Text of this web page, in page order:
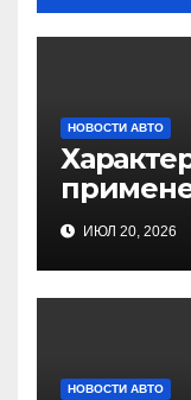
НОВОСТИ АВТО
99.35050
ИЮЛ 20, 2026
НОВОСТИ АВТО